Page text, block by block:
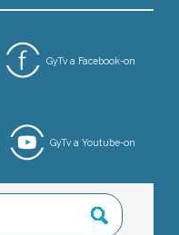
GyTv a Facebook-on
GyTv a Youtube-on